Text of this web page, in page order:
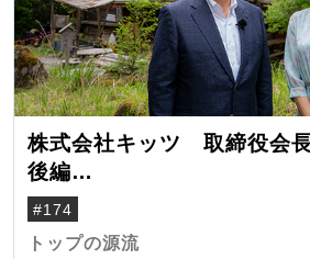
株式会社キッツ 取締役
後編
米国駐在でも浮かんだ八ヶ
んだ父母
#174
トップの源流